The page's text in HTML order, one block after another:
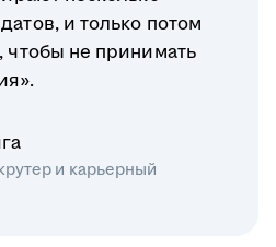
и только потом
не принимать
и карьерный